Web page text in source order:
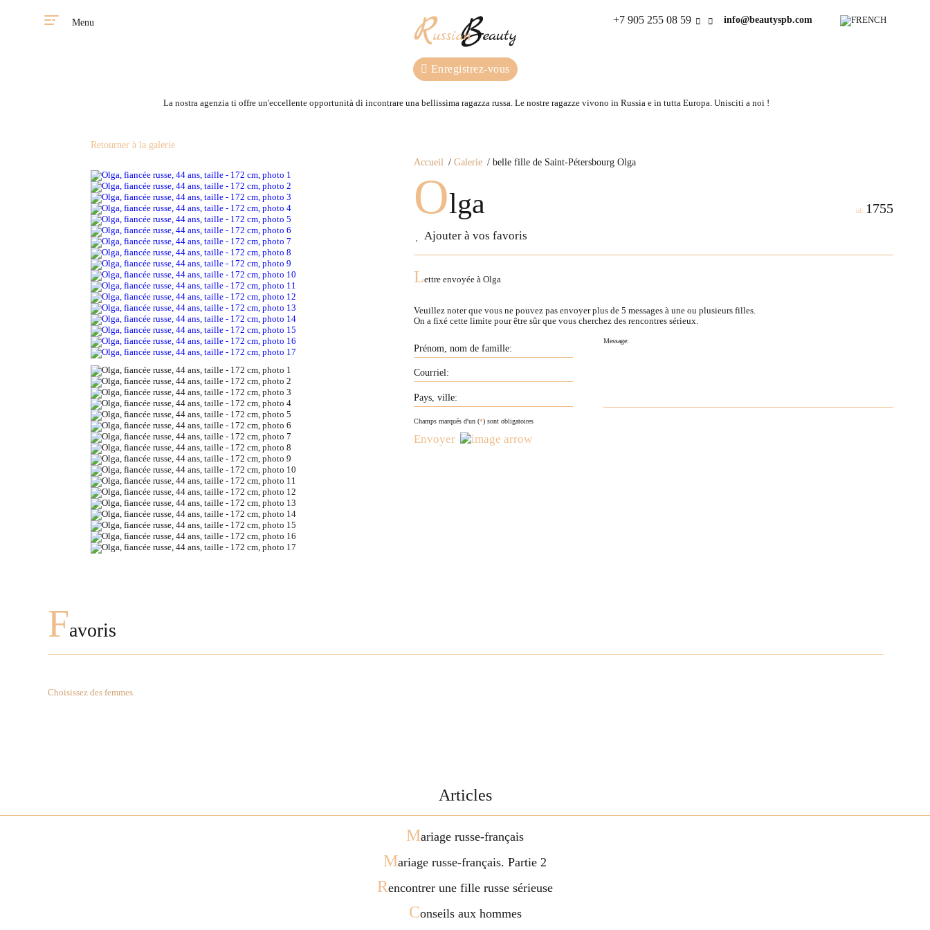
Menu +7 905 255 08 59 info@beautyspb.com
Enregistrez-vous
La nostra agenzia ti offre un'eccellente opportunità di incontrare una bellissima ragazza russa. Le nostre ragazze vivono in Russia e in tutta Europa. Unisciti a noi !
Accueil Galerie belle fille de Saint-Pétersbourg Olga
Olga
Ajouter à vos favoris
id: 1755
Retourner à la galerie
Lettre envoyée à Olga
Veuillez noter que vous ne pouvez pas envoyer plus de 5 messages à une ou plusieurs filles.
On a fixé cette limite pour être sûr que vous cherchez des rencontres sérieux.
Champs marqués d'un (*) sont obligatoires
Envoyer
Favoris
Choisissez des femmes.
Articles
Mariage russe-français
Mariage russe-français. Partie 2
Rencontrer une fille russe sérieuse
Conseils aux hommes